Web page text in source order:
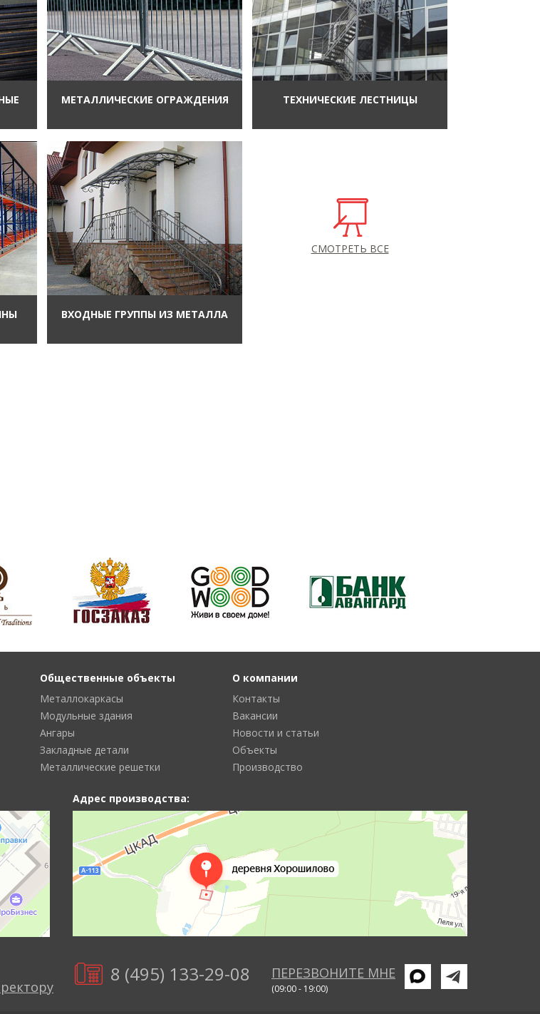
МЕТАЛЛИЧЕСКИЕ ОГРАЖДЕНИЯ ТЕХНИЧЕСКИЕ ЛЕСТНИЦЫ
ВХОДНЫЕ ГРУППЫ ИЗ МЕТАЛЛА
СМОТРЕТЬ ВСЕ
Общественные объекты
Металлокаркасы
Модульные здания
Ангары
Закладные детали
Металлические решетки
О компании
Контакты
Вакансии
Новости и статьи
Объекты
Производство
Адрес производства:
8 (495) 133-29-08 ПЕРЕЗВОНИТЕ МНЕ
(09:00 - 19:00)